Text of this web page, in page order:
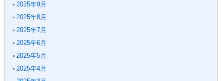
2025年9月
2025年8月
2025年7月
2025年6月
2025年5月
2025年4月